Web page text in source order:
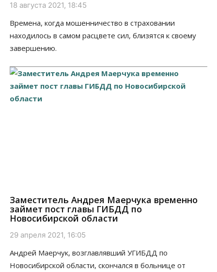
18 августа 2021, 18:45
Времена, когда мошенничество в страховании
находилось в самом расцвете сил, близятся к своему
завершению.
Заместитель Андрея Маерчука временно
займет пост главы ГИБДД по
Новосибирской области
29 апреля 2021, 16:05
Андрей Маерчук, возглавлявший УГИБДД по
Новосибирской области, скончался в больнице от